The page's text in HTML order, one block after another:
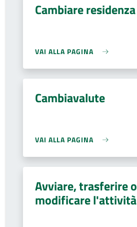
Cambiare residenza
VAI ALLA PAGINA
Cambiavalute
VAI ALLA PAGINA
Avviare, trasferire o
modificare l'attività